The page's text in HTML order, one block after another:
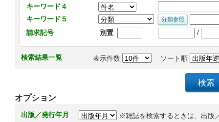
キーワード４
キーワード５
請求記号
別置 /
検索結果一覧 表示件数 ソート順
オプション
出版／発行年月
※雑誌を検索するときは、出版